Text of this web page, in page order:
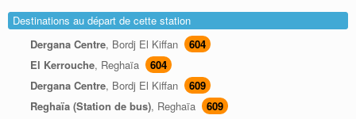
Destinations au départ de cette station
Dergana Centre, Bordj El Kiffan
604
El Kerrouche, Reghaïa
604
Dergana Centre, Bordj El Kiffan
609
Reghaïa (Station de bus), Reghaïa
609